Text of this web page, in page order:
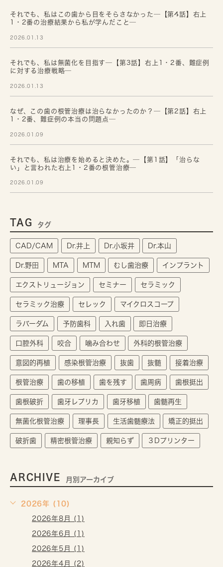
それでも、私はこの歯から目をそらさなかった─【第4話】右上
1・2番の治療結果から私が学んだこと─
2026.01.13
それでも、私は無菌化を目指す─【第3話】右上1・2番、難症例
に対する治療戦略─
2026.01.13
なぜ、この歯の根管治療は治らなかったのか？─【第2話】右上
1・2番、難症例の本当の問題点─
2026.01.09
それでも、私は治療を始めると決めた。─【第1話】「治らな
い」と言われた右上1・2番の根管治療─
2026.01.09
TAG タグ
CAD/CAM Dr.井上 Dr.小坂井 Dr.本山
Dr.野田 MTA MTM むし歯治療 インプラント
エクストリュージョン セミナー セラミック
セラミック治療 セレック マイクロスコープ
ラバーダム 予防歯科 入れ歯 即日治療
口腔外科 咬合 噛み合わせ 外科的根管治療
意図的再植 感染根管治療 抜歯 抜髄 接着治療
根管治療 歯の移植 歯を残す 歯周病 歯根挺出
歯根破折 歯牙レプリカ 歯牙移植 歯髄再生
無菌化根管治療 理事長 生活歯髄療法 矯正的挺出
破折歯 精密根管治療 親知らず ３Dプリンター
ARCHIVE 月別アーカイブ
2026年 (10)
2026年8月 (1)
2026年6月 (1)
2026年5月 (1)
2026年4月 (2)